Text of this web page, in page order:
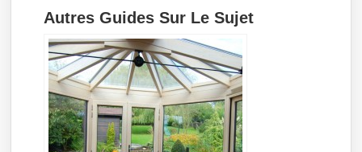
Autres Guides Sur Le Sujet